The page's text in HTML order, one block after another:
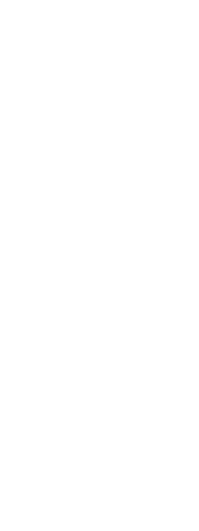
accept that cookies are used to help us analyze